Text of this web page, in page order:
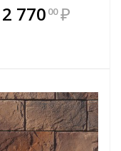
выгоднее!
2 770 00 ₽